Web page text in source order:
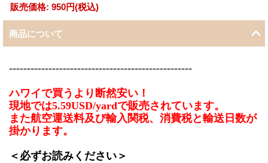
販売価格: 950円(税込)
商品について
---------------------------------------------------
ハワイで買うより断然安い！
現地では5.59USD/yardで販売されています。
また航空運送料及び輸入関税、消費税と輸送日数が
掛かります。
＜必ずお読みください＞